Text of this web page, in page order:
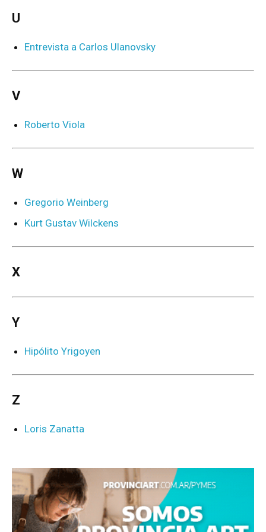
U
Entrevista a Carlos Ulanovsky
V
Roberto Viola
W
Gregorio Weinberg
Kurt Gustav Wilckens
X
Y
Hipólito Yrigoyen
Z
Loris Zanatta